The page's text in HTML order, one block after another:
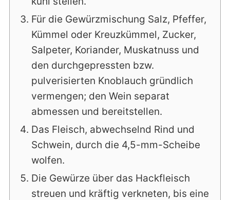
Für die Gewürzmischung Salz, Pfeffer,
Kümmel oder Kreuzkümmel, Zucker,
Salpeter, Koriander, Muskatnuss und
den durchgepressten bzw.
pulverisierten Knoblauch gründlich
vermengen; den Wein separat
abmessen und bereitstellen.
Das Fleisch, abwechselnd Rind und
Schwein, durch die 4,5-mm-Scheibe
wolfen.
Die Gewürze über das Hackfleisch
streuen und kräftig verkneten, bis eine